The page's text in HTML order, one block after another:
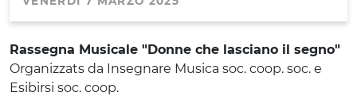
Rassegna Musicale "Donne che lasciano il segno"
Organizzats da Insegnare Musica soc. coop. soc. e
Esibirsi soc. coop.